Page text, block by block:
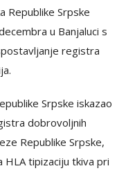
Republike Srpske
u Banjaluci s
registra
Srpske iskazao
dobrovoljnih
Republike Srpske,
tipizaciju tkiva pri